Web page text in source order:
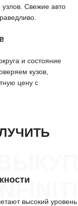
Свежие авто
и состояние
кузов,
цену с
высокий уровень